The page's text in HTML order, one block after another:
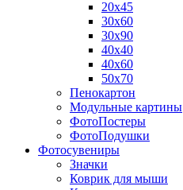
20х45
30х60
30х90
40х40
40х60
50х70
Пенокартон
Модульные картины
ФотоПостеры
ФотоПодушки
Фотоcувениры
Значки
Коврик для мыши